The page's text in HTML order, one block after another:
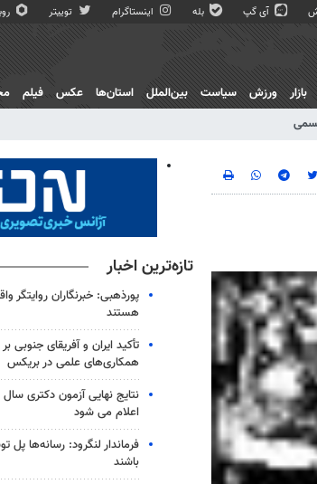
آی گپ بله اینستاگرام توییتر
بازار ورزش سیاست بین‌الملل استان‌ها عکس فیلم
تازه‌ترین اخبار
پورذهبی: خبرنگاران روایتگر
هستند
تأکید ایران و آفریقای جنوبی
همکاری‌های علمی در بریکس
اعلام می شود
فرماندار لنگرود: رسانه‌ها
باشند